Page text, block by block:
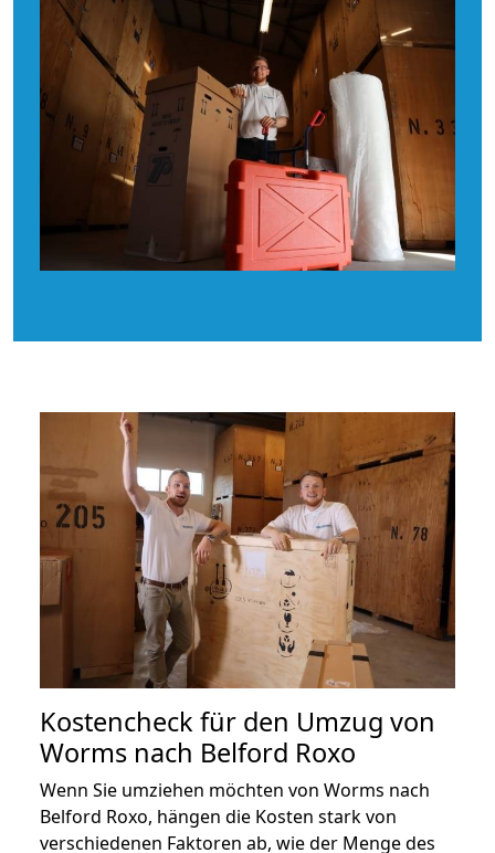
Kostencheck für den Umzug von
Worms nach Belford Roxo
Wenn Sie umziehen möchten von Worms nach
Belford Roxo, hängen die Kosten stark von
verschiedenen Faktoren ab, wie der Menge des